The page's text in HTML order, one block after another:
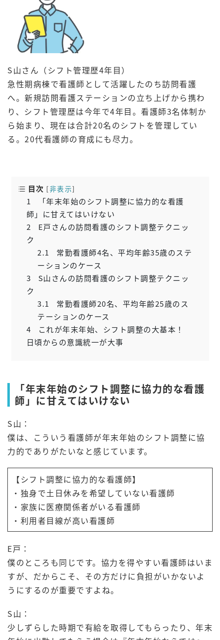
S山さん（シフト管理歴4年目）
急性期病棟で看護師として活躍したのち訪問看護
へ。新規訪問看護ステーションの立ち上げから携わ
り、シフト管理歴は今年で4年目。看護師3名体制か
ら始まり、現在は合計20名のシフトを管理してい
る。20代看護師の育成にも尽力。
目次 [非表示]
1
「年末年始のシフト調整に協力的な看護
師」に甘えてはいけない
2
E戸さんの訪問看護のシフト調整テクニッ
ク
2.1
常勤看護師4名、平均年齢35歳のステ
ーションのケース
3
S山さんの訪問看護のシフト調整テクニッ
ク
3.1
常勤看護師20名、平均年齢25歳のス
テーションのケース
4
これが年末年始、シフト調整の大基本！
日頃からの意識統一が大事
「年末年始のシフト調整に協力的な看護
師」に甘えてはいけない
S山：
僕は、こういう看護師が年末年始のシフト調整に協
力的でありがたいなと感じています。
【シフト調整に協力的な看護師】
・独身で土日休みを希望していない看護師
・家族に医療関係者がいる看護師
・利用者目線が高い看護師
E戸：
僕のところも同じです。協力を得やすい看護師はいま
すが、だからこそ、その方だけに負担がいかないよ
うにするのが重要ですよね。
S山：
少しずらした時期で有給を取得してもらったり、年末